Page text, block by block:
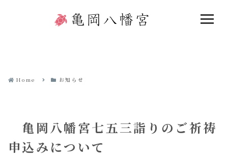
Home お知らせ
亀岡八幡宮七五三詣りのご祈祷
申込みについて